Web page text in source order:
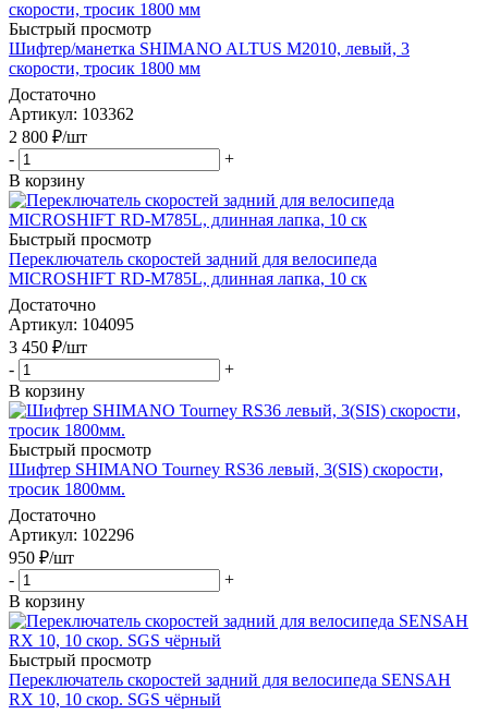
Быстрый просмотр
Шифтер/манетка SHIMANO ALTUS M2010, левый, 3
скорости, тросик 1800 мм
Достаточно
Артикул: 103362
2 800 ₽/шт
-
+
В корзину
Быстрый просмотр
Переключатель скоростей задний для велосипеда
MICROSHIFT RD-M785L, длинная лапка, 10 ск
Достаточно
Артикул: 104095
3 450 ₽/шт
-
+
В корзину
Быстрый просмотр
Шифтер SHIMANO Tourney RS36 левый, 3(SIS) скорости,
тросик 1800мм.
Достаточно
Артикул: 102296
950 ₽/шт
-
+
В корзину
Быстрый просмотр
Переключатель скоростей задний для велосипеда SENSAH
RX 10, 10 скор. SGS чёрный